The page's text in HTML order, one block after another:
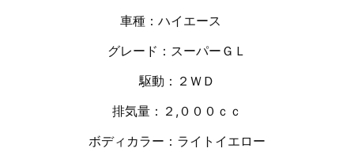
車種：ハイエース
グレード：スーパーＧＬ
駆動：２ＷＤ
排気量：２,０００ｃｃ
ボディカラー：ライトイエロー